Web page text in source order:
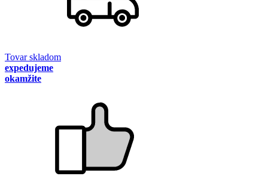
Tovar skladom
expedujeme
okamžite